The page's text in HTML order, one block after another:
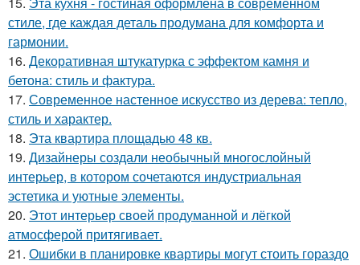
стиле, где каждая деталь продумана для комфорта и
гармонии.
16. Декоративная штукатурка с эффектом камня и
бетона: стиль и фактура.
17. Современное настенное искусство из дерева: тепло,
стиль и характер.
18. Эта квартира площадью 48 кв.
19. Дизайнеры создали необычный многослойный
интерьер, в котором сочетаются индустриальная
эстетика и уютные элементы.
20. Этот интерьер своей продуманной и лёгкой
атмосферой притягивает.
21. Ошибки в планировке квартиры могут стоить гораздо